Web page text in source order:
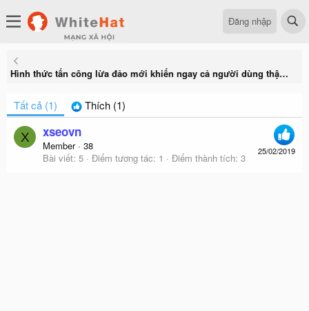
Đăng nhập
Hình thức tấn công lừa đảo mới khiến ngay cả người dùng thận trọng nhất cũng có thể mắc bẫy
Tất cả (1) Thích (1)
X
25/02/2019
xseovn
Member · 38
Bài viết 5 Điểm tương tác 1 Điểm thành tích 3